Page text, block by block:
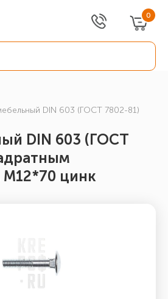
0
DIN 603 (ГОСТ 7802-81)
DIN 603 (ГОСТ
М12*70 цинк